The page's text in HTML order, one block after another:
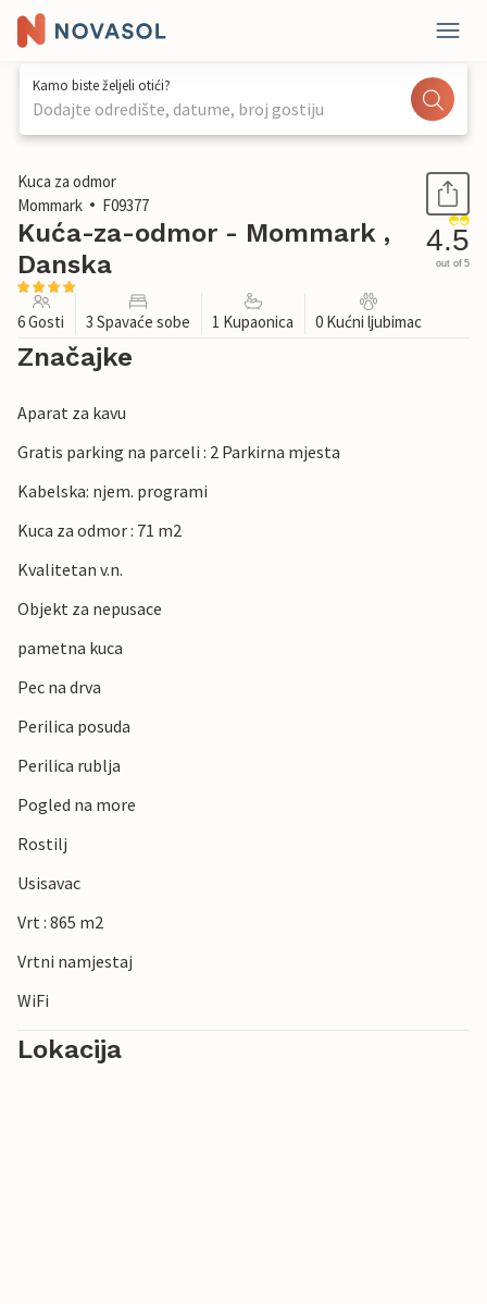
Kamo biste željeli otići?
Dodajte odredište, datume, broj gostiju
1 / 21
Kuca za odmor
Mommark
F09377
Kuća-za-odmor - Mommark ,
Danska
4.5
out of 5
6 Gosti 3 Spavaće sobe 1 Kupaonica 0 Kućni ljubimac
Značajke
Aparat za kavu
Gratis parking na parceli : 2 Parkirna mjesta
Kabelska: njem. programi
Kuca za odmor : 71 m2
Kvalitetan v.n.
Objekt za nepusace
pametna kuca
Pec na drva
Perilica posuda
Perilica rublja
Pogled na more
Rostilj
Usisavac
Vrt : 865 m2
Vrtni namjestaj
WiFi
Lokacija